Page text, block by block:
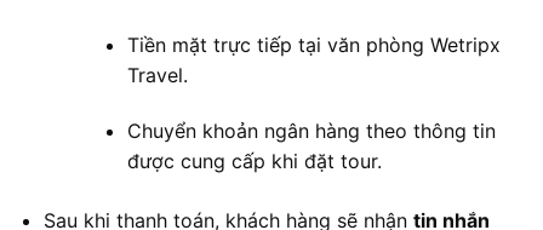
Tiền mặt trực tiếp tại văn phòng Wetripx
Travel.
Chuyển khoản ngân hàng theo thông tin
được cung cấp khi đặt tour.
Sau khi thanh toán, khách hàng sẽ nhận tin nhắn